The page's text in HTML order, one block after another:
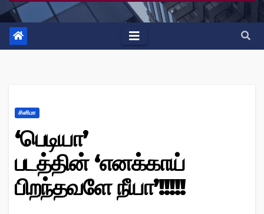
சினிமா
‘பெடியா’
படத்தின் ‘எனக்காய்
பிறந்தவளே நீயா’!!!!!